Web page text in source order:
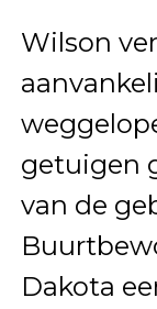
Wilson
getuigen
van de
Dakota